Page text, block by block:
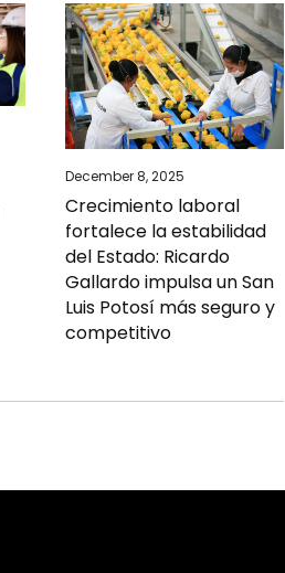
December 8, 2025
Crecimiento laboral
fortalece la estabilidad
del Estado: Ricardo
Gallardo impulsa un San
Luis Potosí más seguro y
competitivo